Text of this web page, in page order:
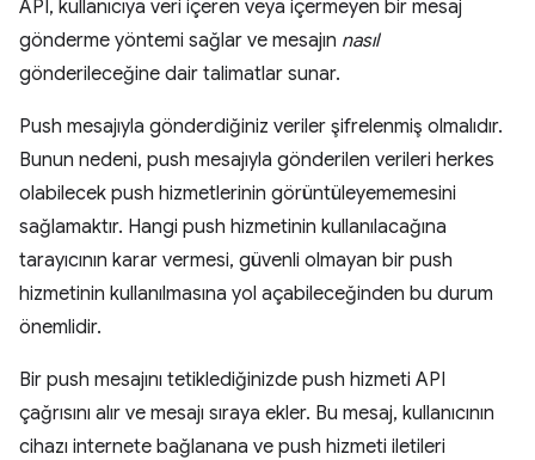
API, kullanıcıya veri içeren veya içermeyen bir mesaj
gönderme yöntemi sağlar ve mesajın nasıl
gönderileceğine dair talimatlar sunar.
Push mesajıyla gönderdiğiniz veriler şifrelenmiş olmalıdır.
Bunun nedeni, push mesajıyla gönderilen verileri herkes
olabilecek push hizmetlerinin görüntüleyememesini
sağlamaktır. Hangi push hizmetinin kullanılacağına
tarayıcının karar vermesi, güvenli olmayan bir push
hizmetinin kullanılmasına yol açabileceğinden bu durum
önemlidir.
Bir push mesajını tetiklediğinizde push hizmeti API
çağrısını alır ve mesajı sıraya ekler. Bu mesaj, kullanıcının
cihazı internete bağlanana ve push hizmeti iletileri